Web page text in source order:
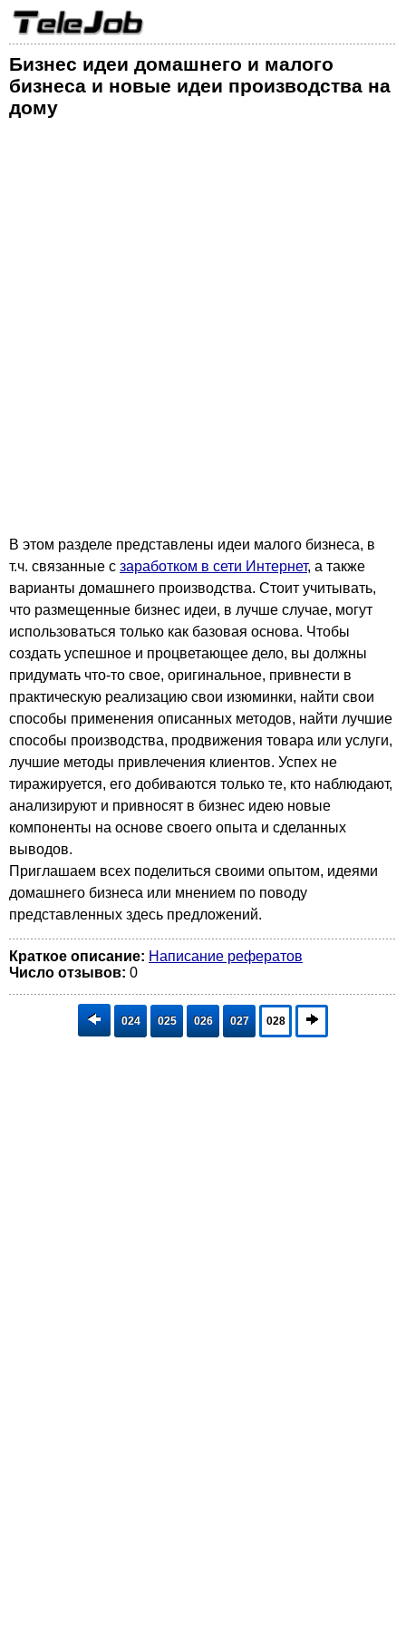
Бизнес идеи домашнего и малого
бизнеса и новые идеи производства на
дому
В этом разделе представлены идеи малого бизнеса, в
т.ч. связанные с заработком в сети Интернет, а также
варианты домашнего производства. Стоит учитывать,
что размещенные бизнес идеи, в лучше случае, могут
использоваться только как базовая основа. Чтобы
создать успешное и процветающее дело, вы должны
придумать что-то свое, оригинальное, привнести в
практическую реализацию свои изюминки, найти свои
способы применения описанных методов, найти лучшие
способы производства, продвижения товара или услуги,
лучшие методы привлечения клиентов. Успех не
тиражируется, его добиваются только те, кто наблюдают,
анализируют и привносят в бизнес идею новые
компоненты на основе своего опыта и сделанных
выводов.
Приглашаем всех поделиться своими опытом, идеями
домашнего бизнеса или мнением по поводу
представленных здесь предложений.
Краткое описание: Написание рефератов
Число отзывов: 0
024 025 026 027 028